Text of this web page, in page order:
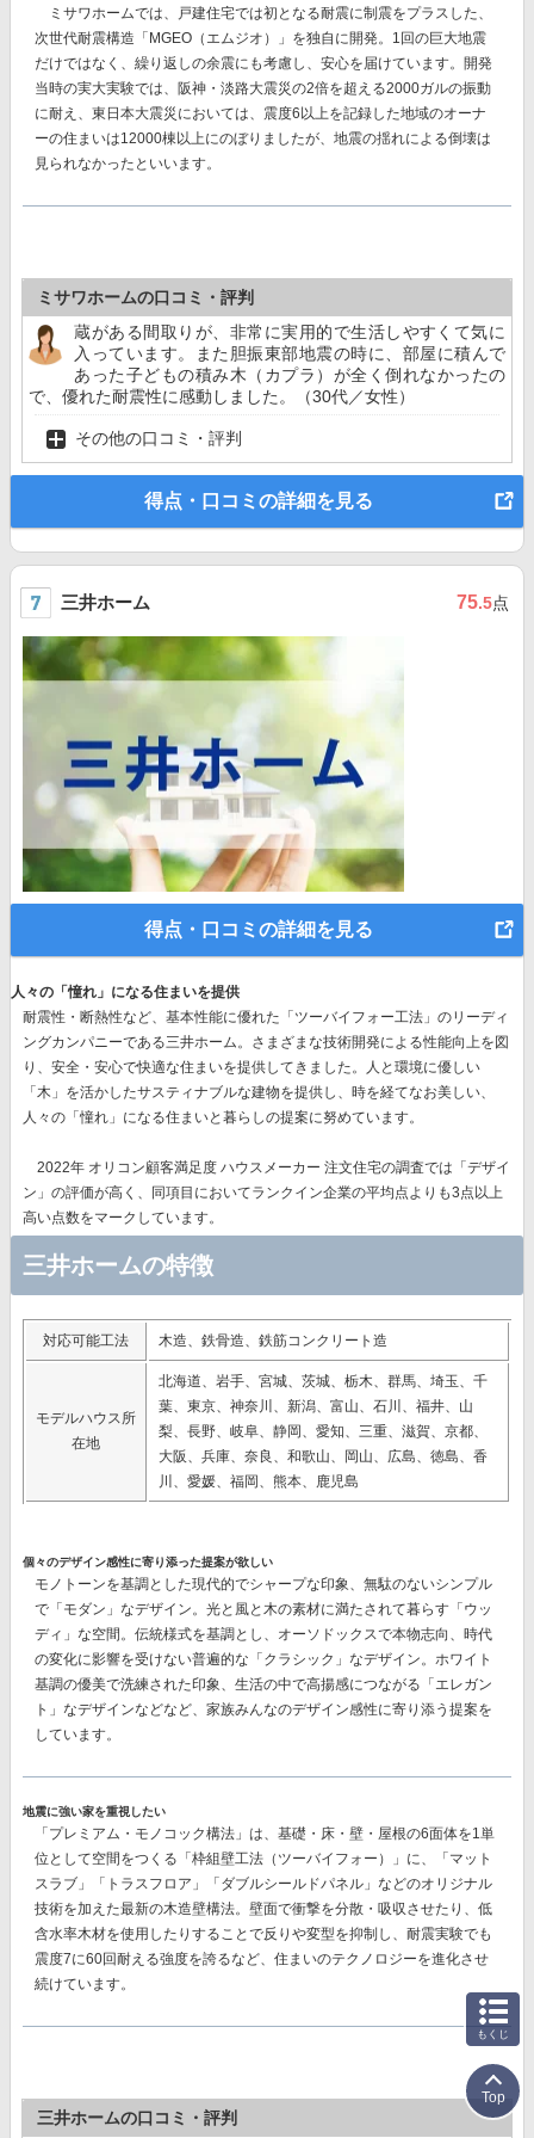
ミサワホームでは、戸建住宅では初となる耐震に制震をプラスした、
次世代耐震構造「MGEO（エムジオ）」を独自に開発。 1回の巨大地震
だけではなく、繰り返しの余震にも考慮し、安心を届けています。開発
当時の実大実験では、阪神・淡路大震災の2倍を超える2000ガルの振動
に耐え、東日本大震災においては、震度6以上を記録した地域のオーナ
ーの住まいは12000棟以上にのぼりましたが、地震の揺れによる倒壊は
見られなかったといいます。
ミサワホームの口コミ・評判
蔵がある間取りが、非常に実用的で生活しやすくて気に
入っています。また胆振東部地震の時に、部屋に積んで
あった子どもの積み木（カプラ）が全く倒れなかったの
で、優れた耐震性に感動しました。（30代／女性）
その他の口コミ・評判
得点・口コミの詳細を見る
三井ホーム 75.5点
得点・口コミの詳細を見る
人々の「憧れ」になる住まいを提供
耐震性・断熱性など、基本性能に優れた 「ツーバイフォー工法」のリーディ
ングカンパニーである三井ホーム。さまざまな技術開発による性能向上を図
り、安全・安心で快適な住まいを提供してきました。人と環境に優しい
「木」を活かしたサスティナブルな建物を提供し、時を経てなお美しい、
人々の「憧れ」になる住まいと暮らしの提案に努めています。
2022年 オリコン顧客満足度 ハウスメーカー 注文住宅の調査では 「デザイ
ン」 の評価が高く、同項目においてランクイン企業の平均点よりも3点以上
高い点数をマークしています。
三井ホームの特徴
対応可能工法 木造、鉄骨造、鉄筋コンクリート造
モデルハウス所
在地
北海道、岩手、宮城、茨城、栃木、群馬、埼玉、千
葉、東京、神奈川、新潟、富山、石川、福井、山
梨、長野、岐阜、静岡、愛知、三重、滋賀、京都、
大阪、兵庫、奈良、和歌山、岡山、広島、徳島、香
川、愛媛、福岡、熊本、鹿児島
個々のデザイン感性に寄り添った提案が欲しい
モノトーンを基調とした現代的でシャープな印象、無駄のないシンプル
で「モダン」なデザイン。光と風と木の素材に満たされて暮らす「ウッ
ディ」な空間。伝統様式を基調とし、オーソドックスで本物志向、時代
の変化に影響を受けない普遍的な「クラシック」なデザイン。ホワイト
基調の優美で洗練された印象、生活の中で高揚感につながる「エレガン
ト」なデザインなどなど、 家族みんなのデザイン感性に寄り添う提案を
しています。
地震に強い家を重視したい
「プレミアム・モノコック構法」 は、基礎・床・壁・屋根の6面体を1単
位として空間をつくる「枠組壁工法（ツーバイフォー）」に、「マット
スラブ」「トラスフロア」「ダブルシールドパネル」などのオリジナル
技術を加えた最新の木造壁構法。壁面で衝撃を分散・吸収させたり、低
含水率木材を使用したりすることで反りや変型を抑制し、耐震実験でも
震度7に60回耐える強度を誇るなど、住まいのテクノロジーを進化させ
続けています。
三井ホームの口コミ・評判
もくじ
Top